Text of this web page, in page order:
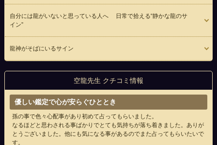
自分には龍がいないと思っている人へ 日常で拾える“静かな龍のサ
イン”
龍神がそばにいるサイン
空龍先生 クチコミ情報
優しい鑑定で心が安らぐひととき
孫の事で色々心配事があり初めて占ってもらいました。
なるほどと思わされる事ばかりでとても気持ちが落ち着きました。ありが
とうございました。他にも気になる事があるのでまた占ってもらいたいで
す。